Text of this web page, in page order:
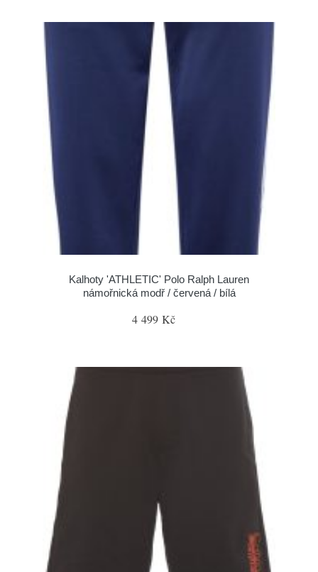
Kalhoty 'ATHLETIC' Polo Ralph Lauren
námořnická modř / červená / bílá
4 499 Kč